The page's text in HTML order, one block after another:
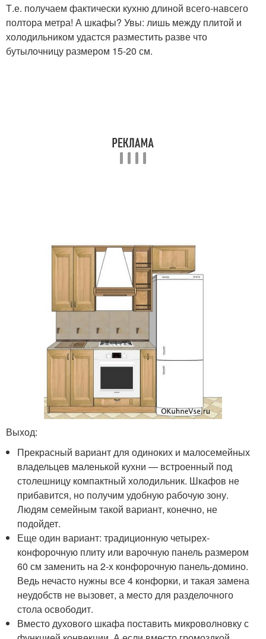
Т.е. получаем фактически кухню длиной всего-навсего
полтора метра! А шкафы? Увы: лишь между плитой и
холодильником удастся разместить разве что
бутылочницу размером 15-20 см.
Выход:
Прекрасный вариант для одиноких и малосемейных
владельцев маленькой кухни — встроенный под
столешницу компактный холодильник. Шкафов не
прибавится, но получим удобную рабочую зону.
Людям семейным такой вариант, конечно, не
подойдет.
Еще один вариант: традиционную четырех-
конфорочную плиту или варочную панель размером
60 см заменить на 2-х конфорочную панель-домино.
Ведь нечасто нужны все 4 конфорки, и такая замена
неудобств не вызовет, а место для разделочного
стола освободит.
Вместо духового шкафа поставить микроволновку с